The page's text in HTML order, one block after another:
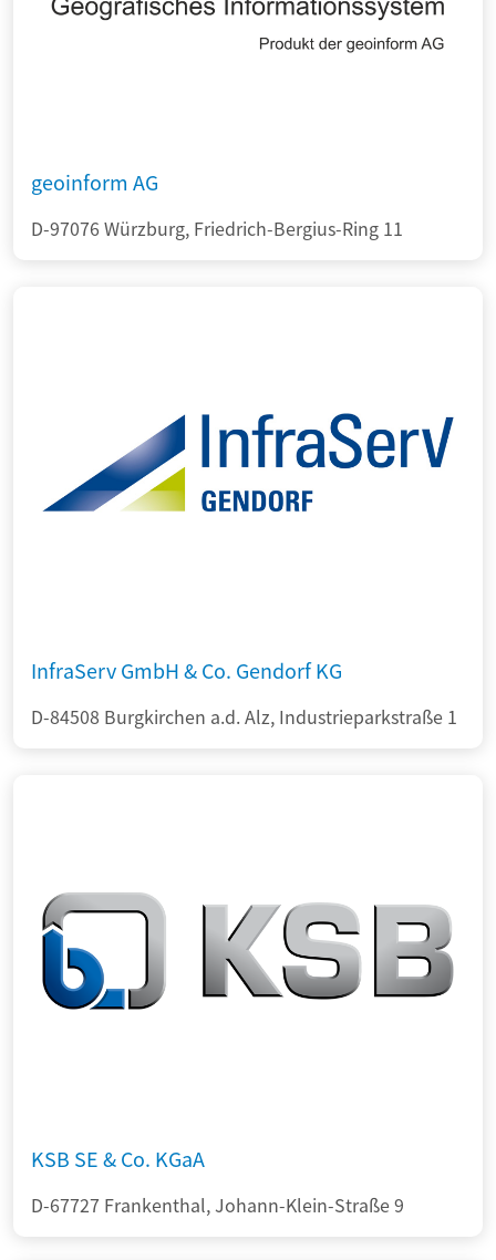
geoinform AG
D-97076 Würzburg, Friedrich-Bergius-Ring 11
InfraServ GmbH & Co. Gendorf KG
D-84508 Burgkirchen a.d. Alz, Industrieparkstraße 1
KSB SE & Co. KGaA
D-67727 Frankenthal, Johann-Klein-Straße 9